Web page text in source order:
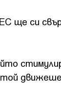
ще си
той